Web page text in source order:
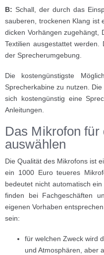
B: Schall, der durch das
sauberen, trockenen Klang ist
dicken Vorhängen zugehängt,
Textilien ausgestattet
der Sprecherumgebung.
Die kostengünstigste
Sprecherkabine zu nutzen.
sich kostengünstig eine
Anleitungen.
Das Mikrofon
auswählen
Die Qualität des Mikrofons ist
ein 1000 Euro teueres
bedeutet nicht automatisch
finden bei Fachgeschäften
eigenen Vorhaben
sein:
für welchen Zweck wird
und Atmosphären, aber